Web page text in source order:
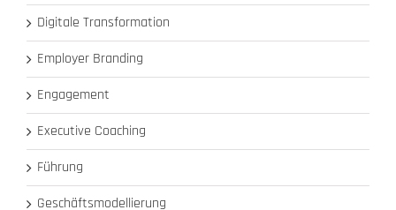
Digitale Transformation
Employer Branding
Engagement
Executive Coaching
Führung
Geschäftsmodellierung